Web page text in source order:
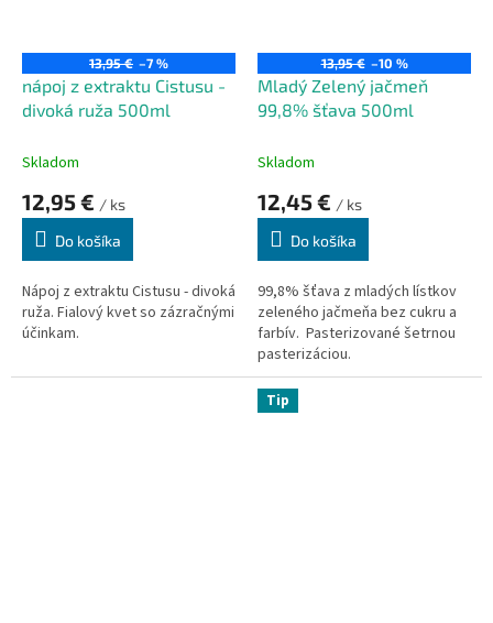
13,95 € –7 %
nápoj z extraktu Cistusu -
divoká ruža 500ml
Skladom
12,95 € / ks
Do košíka
Nápoj z extraktu Cistusu - divoká
ruža. Fialový kvet so zázračnými
účinkam.
13,95 € –10 %
Mladý Zelený jačmeň
99,8% šťava 500ml
Skladom
12,45 € / ks
Do košíka
99,8% šťava z mladých lístkov
zeleného jačmeňa bez cukru a
farbív. Pasterizované šetrnou
pasterizáciou.
Tip